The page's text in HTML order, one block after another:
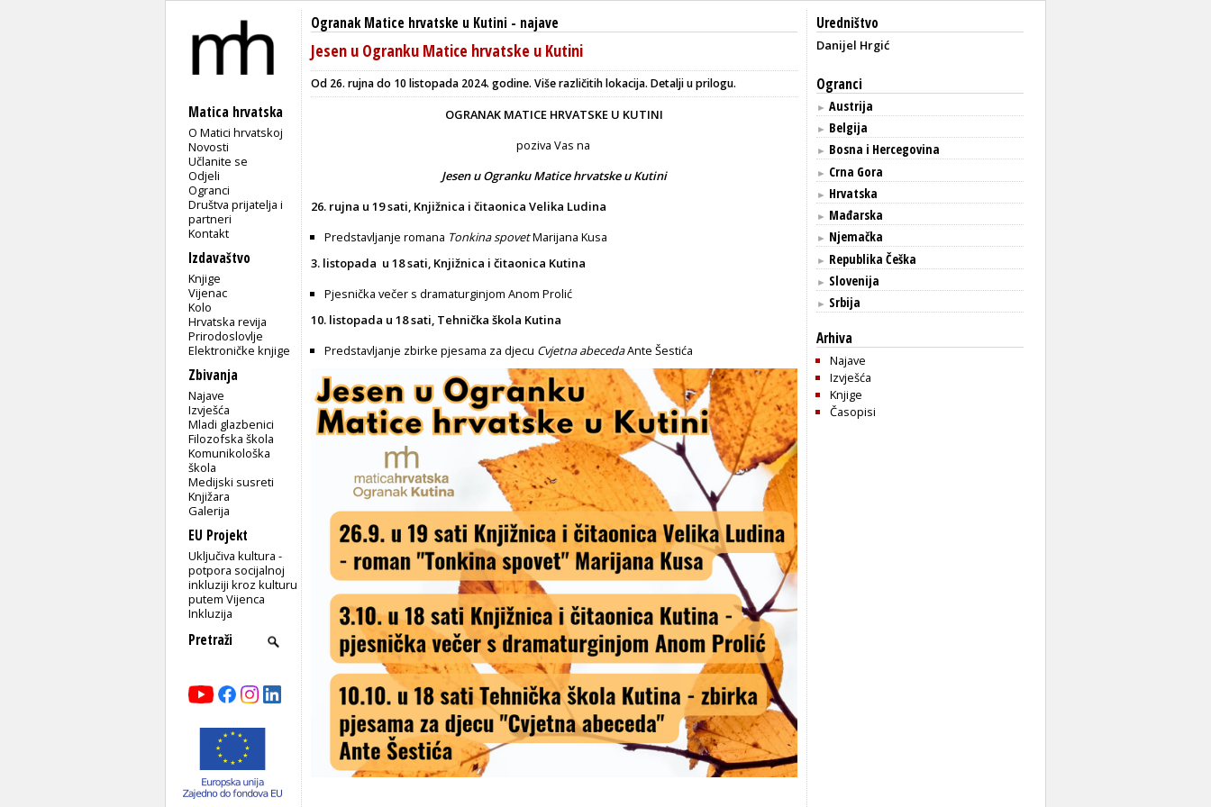
Matica hrvatska
O Matici hrvatskoj
Novosti
Učlanite se
Odjeli
Ogranci
Društva prijatelja i
partneri
Kontakt
Izdavaštvo
Knjige
Vijenac
Kolo
Hrvatska revija
Prirodoslovlje
Elektroničke knjige
Zbivanja
Najave
Izvješća
Mladi glazbenici
Filozofska škola
Komunikološka
škola
Medijski susreti
Knjižara
Galerija
EU Projekt
Uključiva kultura -
potpora socijalnoj
inkluziji kroz kulturu
putem Vijenca
Inkluzija
Ogranak Matice hrvatske u Kutini - najave
Jesen u Ogranku Matice hrvatske u Kutini
Od 26. rujna do 10 listopada 2024. godine. Više različitih lokacija. Detalji u prilogu.
OGRANAK MATICE HRVATSKE U KUTINI
poziva Vas na
Jesen u Ogranku Matice hrvatske u Kutini
26. rujna u 19 sati, Knjižnica i čitaonica Velika Ludina
Predstavljanje romana Tonkina spovetMarijana Kusa
3. listopada u 18 sati, Knjižnica i čitaonica Kutina
Pjesnička večer s dramaturginjom Anom Prolić
10. listopada u 18 sati, Tehnička škola Kutina
Predstavljanje zbirke pjesama za djecu Cvjetna abecedaAnte Šestića
Uredništvo
Danijel Hrgić
Ogranci
► Austrija
► Belgija
► Bosna i Hercegovina
► Crna Gora
► Hrvatska
► Mađarska
► Njemačka
► Republika Češka
► Slovenija
► Srbija
Arhiva
Najave
Izvješća
Knjige
Časopisi